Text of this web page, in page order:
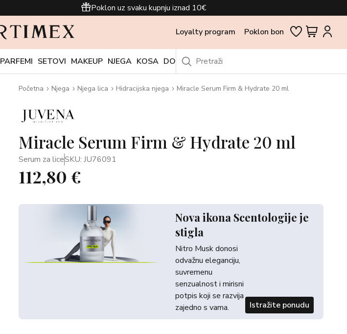
Poklon uz svaku kupnju iznad 10€
Loyalty program Poklon bon
PARFEMI SETOVI MAKEUP NJEGA KOSA DODACI OUTLET
Početna Njega Njega lica Hidracijska njega Miracle Serum Firm & Hydrate 20 ml
Miracle Serum Firm & Hydrate 20 ml
Serum za liceSKU: JU76091
112,80 €
Nova ikona Scentologije je
stigla
Nitro Musk donosi
odvažnu eleganciju,
suvremenu
senzualnost i mirisni
potpis koji se razvija
zajedno s vama.
Istražite ponudu